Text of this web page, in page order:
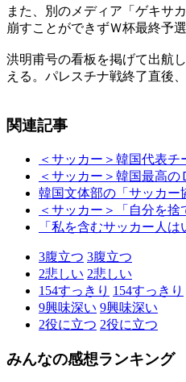
また、別のメディア「ゲキサ
崩すことができずＷ杯最終予
洪明甫号の看板を掲げて出航
える。パレスチナ戦終了直後
関連記事
＜サッカー＞韓国代表
＜サッカー＞韓国最高
韓国文体部の「サッカー
＜サッカー＞「自分を
「私を含むサッカー人
3腹立つ 3腹立つ
2悲しい 2悲しい
154すっきり 154すっきり
9興味深い 9興味深い
2役に立つ 2役に立つ
みんなの感想ランキング